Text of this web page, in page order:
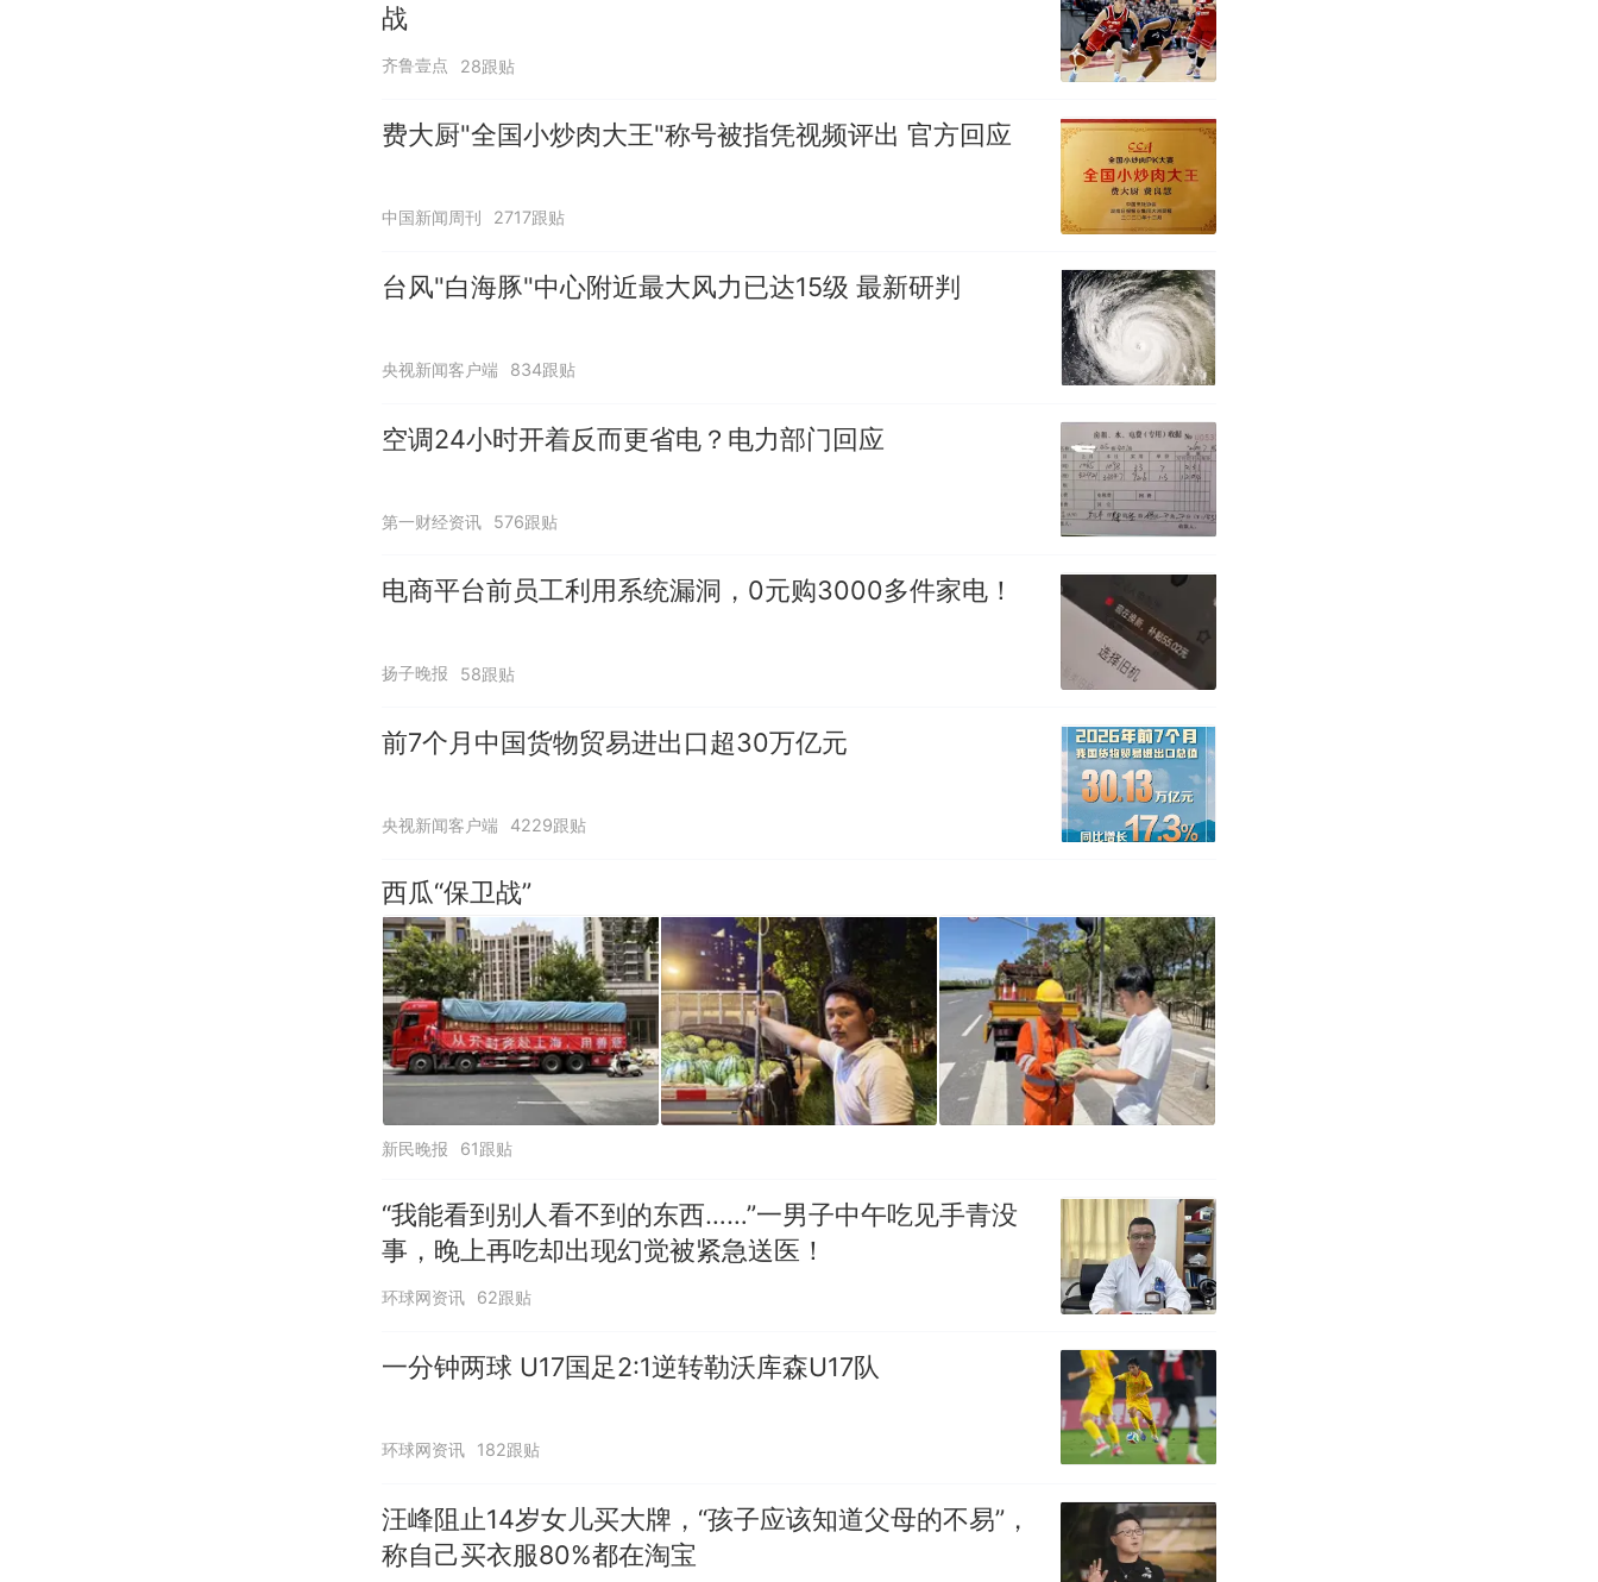
战
齐鲁壹点 28跟贴
费大厨"全国小炒肉大王"称号被指凭视频评出 官方回应
中国新闻周刊 2717跟贴
台风"白海豚"中心附近最大风力已达15级 最新研判
央视新闻客户端 834跟贴
空调24小时开着反而更省电？电力部门回应
第一财经资讯 576跟贴
电商平台前员工利用系统漏洞，0元购3000多件家电！
扬子晚报 58跟贴
前7个月中国货物贸易进出口超30万亿元
央视新闻客户端 4229跟贴
西瓜“保卫战”
新民晚报 61跟贴
“我能看到别人看不到的东西……”一男子中午吃见手青没
事，晚上再吃却出现幻觉被紧急送医！
环球网资讯 62跟贴
一分钟两球 U17国足2:1逆转勒沃库森U17队
环球网资讯 182跟贴
汪峰阻止14岁女儿买大牌，“孩子应该知道父母的不易”，
称自己买衣服80%都在淘宝